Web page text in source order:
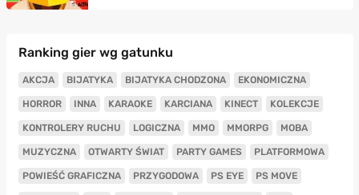
Ranking gier wg gatunku
AKCJA BIJATYKA BIJATYKA CHODZONA EKONOMICZNA
HORROR INNA KARAOKE KARCIANA KINECT KOLEKCJE
KONTROLERY RUCHU LOGICZNA MMO MMORPG MOBA
MUZYCZNA OTWARTY ŚWIAT PARTY GAMES PLATFORMOWA
POWIEŚĆ GRAFICZNA PRZYGODOWA PS EYE PS MOVE